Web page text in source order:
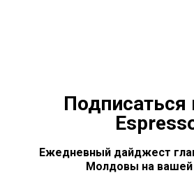
Подписаться
Ежедневный дайджест
Молдовы на вашей